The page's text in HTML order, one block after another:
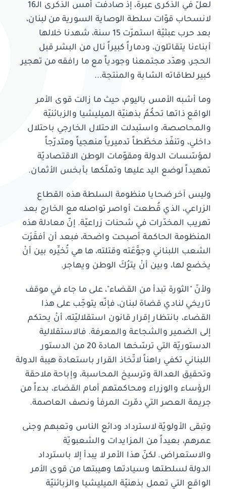
لعلّ في الذكرى عبرة، إذ صادفت أمس الذكرى الـ16
لانسحاب قوّات سلطة الوصاية السورية من لبنان،
بعد حرب عبثيّة استمرّت 15 سنة، شهدنا خلالها
أبناءنا يتقاتلون، ودماراً كبيراً نال من البشر قبل
الحجر، وهدّد مجتمعنا وجودياً مع ما رافقه من تهجير
كبير لطاقاته الشابة والمنتجة...
وما أشبه الأمس باليوم، حيث ما زالت قوى الأمر
الواقع ذاتها تحكُمُ بذهنيّة الميليشيا والزبائنيّة
والمحاصصة، واستبدلت الاحتلال الخارجي باحتلال
داخلي، وتنفّذ مخطّطاً تدميرياً منهجياً ومتدرّجاً
لمؤسّسات الدولة ومقوّمات الوطن الاقتصاديّة
تمهيداً لوضع اليد عليها وتملّكها بأبخس الأثمان.
وليس آخر ضحايا منظومة السلطة هذه القطاع
الزراعي، الذي قُطعت أواصر تواصله مع الخارج بعد
تهريب المخدّرات في شحنات زراعيّة. إنّ معادلة هذه
المنظومة الحاكمة أصبحت واضحة، فبعد أن أفقَرَت
الشعب اللبناني وجوَّعَته وقتلته، ها هي تُخيِّره بين أنْ
يخضع لها، وبين أنْ يترُكَ الوطن ويهاجر.
ولأنّ "الثورة تبدأ من القضاء"، على ما جاء في موقف
تاريخي لنادي قضاة لبنان، فإنّه يتوجّب على هذا
القضاء، بانتظار إقرار قانون استقلاليّته، أنْ يحتكم
إلى الضمير والشجاعة والمعرفة. فالاستقلالية
الدستوريّة التي ترسّخها المادة 20 من الدستور
اللبناني تكفي راهناً لاتّخاذ القرار باستعادة هيبة الدولة
وتحقيق العدالة وترسيخ المحاسبة، وإباحة ملاحقة
الرؤساء والوزراء ومحاكمتهم أمام القضاء، بدءاً من
جريمة العصر التي دمّرت المرفأ ونصف العاصمة.
وتبقى الأولويّة لاسترداد ودائع الناس وتعبهم وجنى
عمرهم، بعيداً من المزايدات والشعبويّة
والاستعراض. لكنّ هذا الأمر لا يبدأ إلا باسترداد
الدولة لسلطتها وسيادتها وهيبتها من قوى الأمر
الواقع التي تعمل بذهنيّة الميليشيا والزبائنيّة